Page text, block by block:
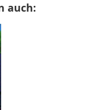
auch: